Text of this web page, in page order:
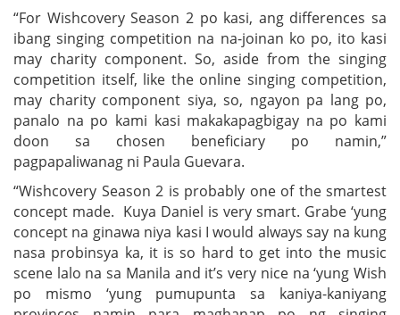
“For Wishcovery Season 2 po kasi, ang differences sa
ibang singing competition na na-joinan ko po, ito kasi
may charity component. So, aside from the singing
competition itself, like the online singing competition,
may charity component siya, so, ngayon pa lang po,
panalo na po kami kasi makakapagbigay na po kami
doon sa chosen beneficiary po namin,”
pagpapaliwanag ni Paula Guevara.
“Wishcovery Season 2 is probably one of the smartest
concept made. Kuya Daniel is very smart. Grabe ‘yung
concept na ginawa niya kasi I would always say na kung
nasa probinsya ka, it is so hard to get into the music
scene lalo na sa Manila and it’s very nice na ‘yung Wish
po mismo ‘yung pumupunta sa kaniya-kaniyang